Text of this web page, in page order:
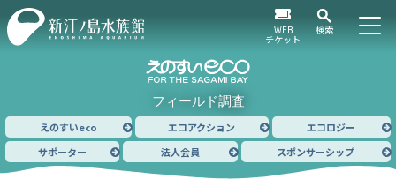
WEB
チケット
検索
フィールド調査
えのすいeco エコアクション
エコロジー
サポーター
法人会員 スポンサーシップ